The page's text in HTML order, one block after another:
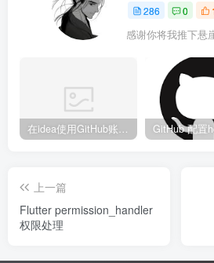
286 0
感谢你将我推下悬
在idea使用GitHub账号、Copilot异常
上一篇
Flutter permission_handler
权限处理